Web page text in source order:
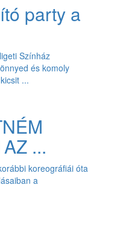
party a
Színház
és komoly
...
...
koreográfiái óta
a